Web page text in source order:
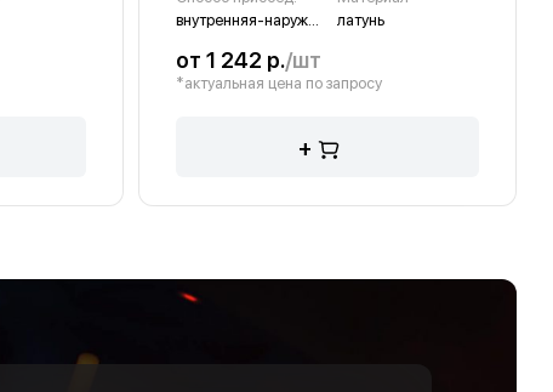
внутренняя-наружная резьба
латунь
от 1 242 р./шт
*актуальная цена по запросу
+